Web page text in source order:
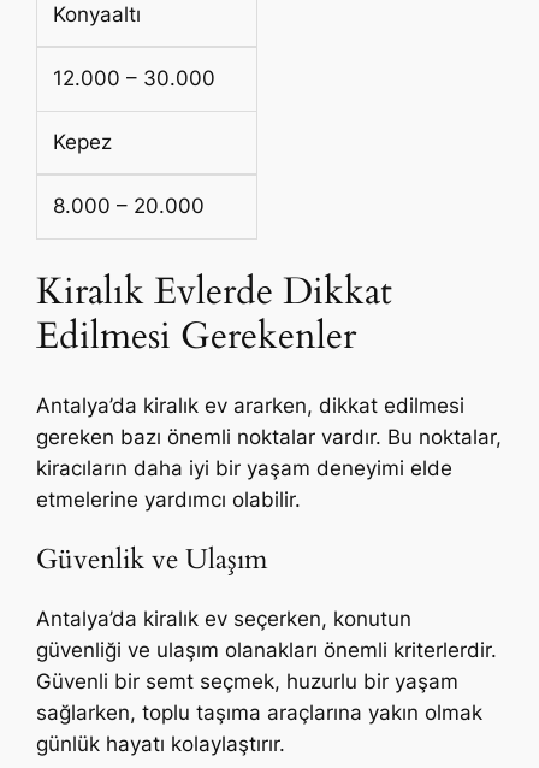
Konyaaltı
12.000 – 30.000
Kepez
8.000 – 20.000
Kiralık Evlerde Dikkat
Edilmesi Gerekenler
Antalya’da kiralık ev ararken, dikkat edilmesi
gereken bazı önemli noktalar vardır. Bu noktalar,
kiracıların daha iyi bir yaşam deneyimi elde
etmelerine yardımcı olabilir.
Güvenlik ve Ulaşım
Antalya’da kiralık ev seçerken, konutun
güvenliği ve ulaşım olanakları önemli kriterlerdir.
Güvenli bir semt seçmek, huzurlu bir yaşam
sağlarken, toplu taşıma araçlarına yakın olmak
günlük hayatı kolaylaştırır.